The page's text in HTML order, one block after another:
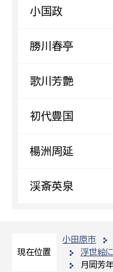
現在位置
小田原市
浮世絵
月岡芳
小国政
勝川春亭
歌川芳艶
初代豊国
楊洲周延
渓斎英泉